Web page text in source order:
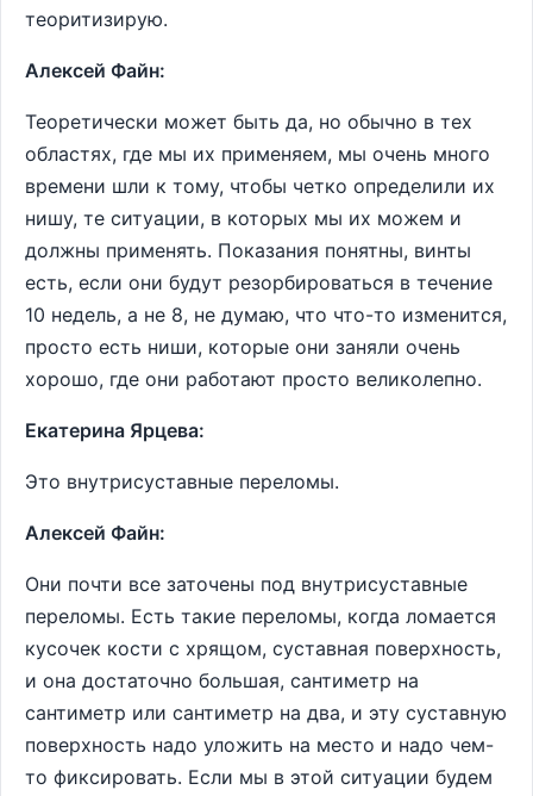
теоритизирую.
Алексей Файн:
Теоретически может быть да, но обычно в тех
областях, где мы их применяем, мы очень много
времени шли к тому, чтобы четко определили их
нишу, те ситуации, в которых мы их можем и
должны применять. Показания понятны, винты
есть, если они будут резорбироваться в течение
10 недель, а не 8, не думаю, что что-то изменится,
просто есть ниши, которые они заняли очень
хорошо, где они работают просто великолепно.
Екатерина Ярцева:
Это внутрисуставные переломы.
Алексей Файн:
Они почти все заточены под внутрисуставные
переломы. Есть такие переломы, когда ломается
кусочек кости с хрящом, суставная поверхность,
и она достаточно большая, сантиметр на
сантиметр или сантиметр на два, и эту суставную
поверхность надо уложить на место и надо чем-
то фиксировать. Если мы в этой ситуации будем